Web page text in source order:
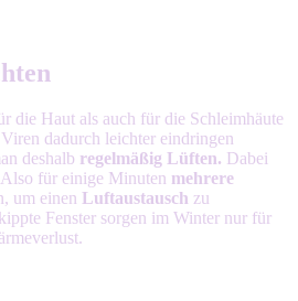
die Haut als auch für die Schleimhäute
dadurch leichter eindringen
deshalb regelmäßig Lüften. Dabei
für einige Minuten mehrere
um einen Luftaustausch zu
Fenster sorgen im Winter nur für